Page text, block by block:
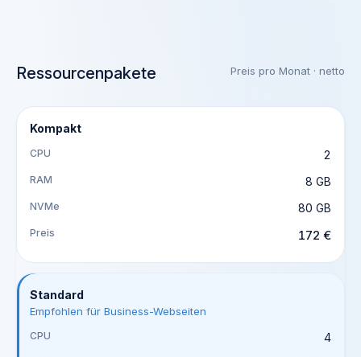
Ressourcenpakete Preis pro Monat · netto
Kompakt
2
8 GB
80 GB
172 €
Standard
Empfohlen für Business-Webseiten
4